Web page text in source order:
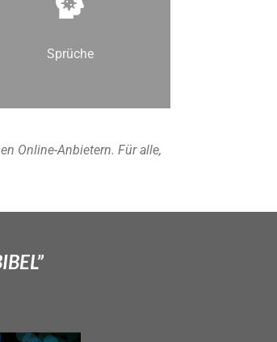
Sprüche
Online-Anbietern. Für alle,